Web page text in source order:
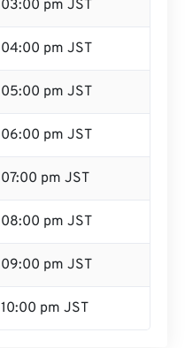
03:00 pm JST
04:00 pm JST
05:00 pm JST
06:00 pm JST
07:00 pm JST
08:00 pm JST
09:00 pm JST
10:00 pm JST